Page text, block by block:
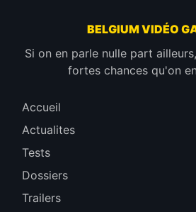
BELGIUM VIDÉO
Si on en parle nulle part
fortes chances qu'on
Accueil
Actualites
Tests
Dossiers
Trailers